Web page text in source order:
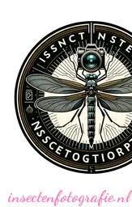
inhoud
(druk
op
Enter)
insectenfotografie.nl